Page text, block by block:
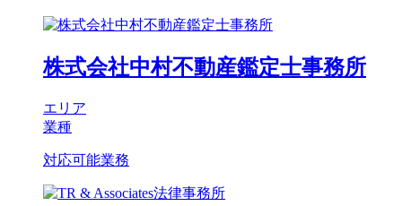
株式会社中村不動産鑑定士事務所
エリア
業種
対応可能業務